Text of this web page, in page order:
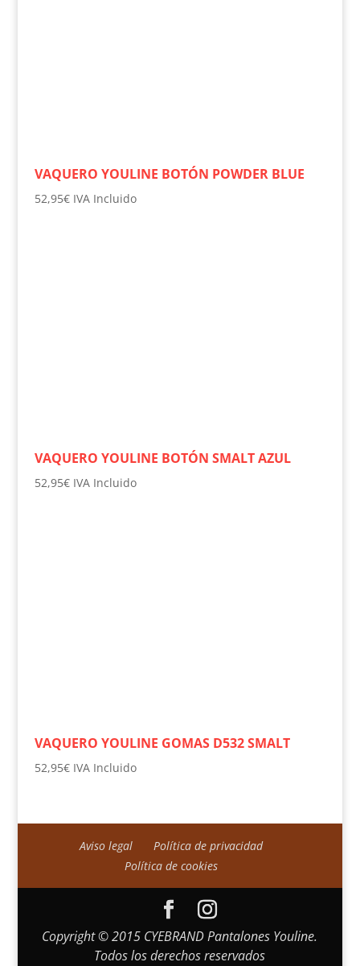
VAQUERO YOULINE BOTÓN POWDER BLUE
52,95€ IVA Incluido
VAQUERO YOULINE BOTÓN SMALT AZUL
52,95€ IVA Incluido
VAQUERO YOULINE GOMAS D532 SMALT
52,95€ IVA Incluido
Aviso legal
Política de privacidad
Política de cookies
Copyright © 2015 CYEBRAND Pantalones Youline.
Todos los derechos reservados